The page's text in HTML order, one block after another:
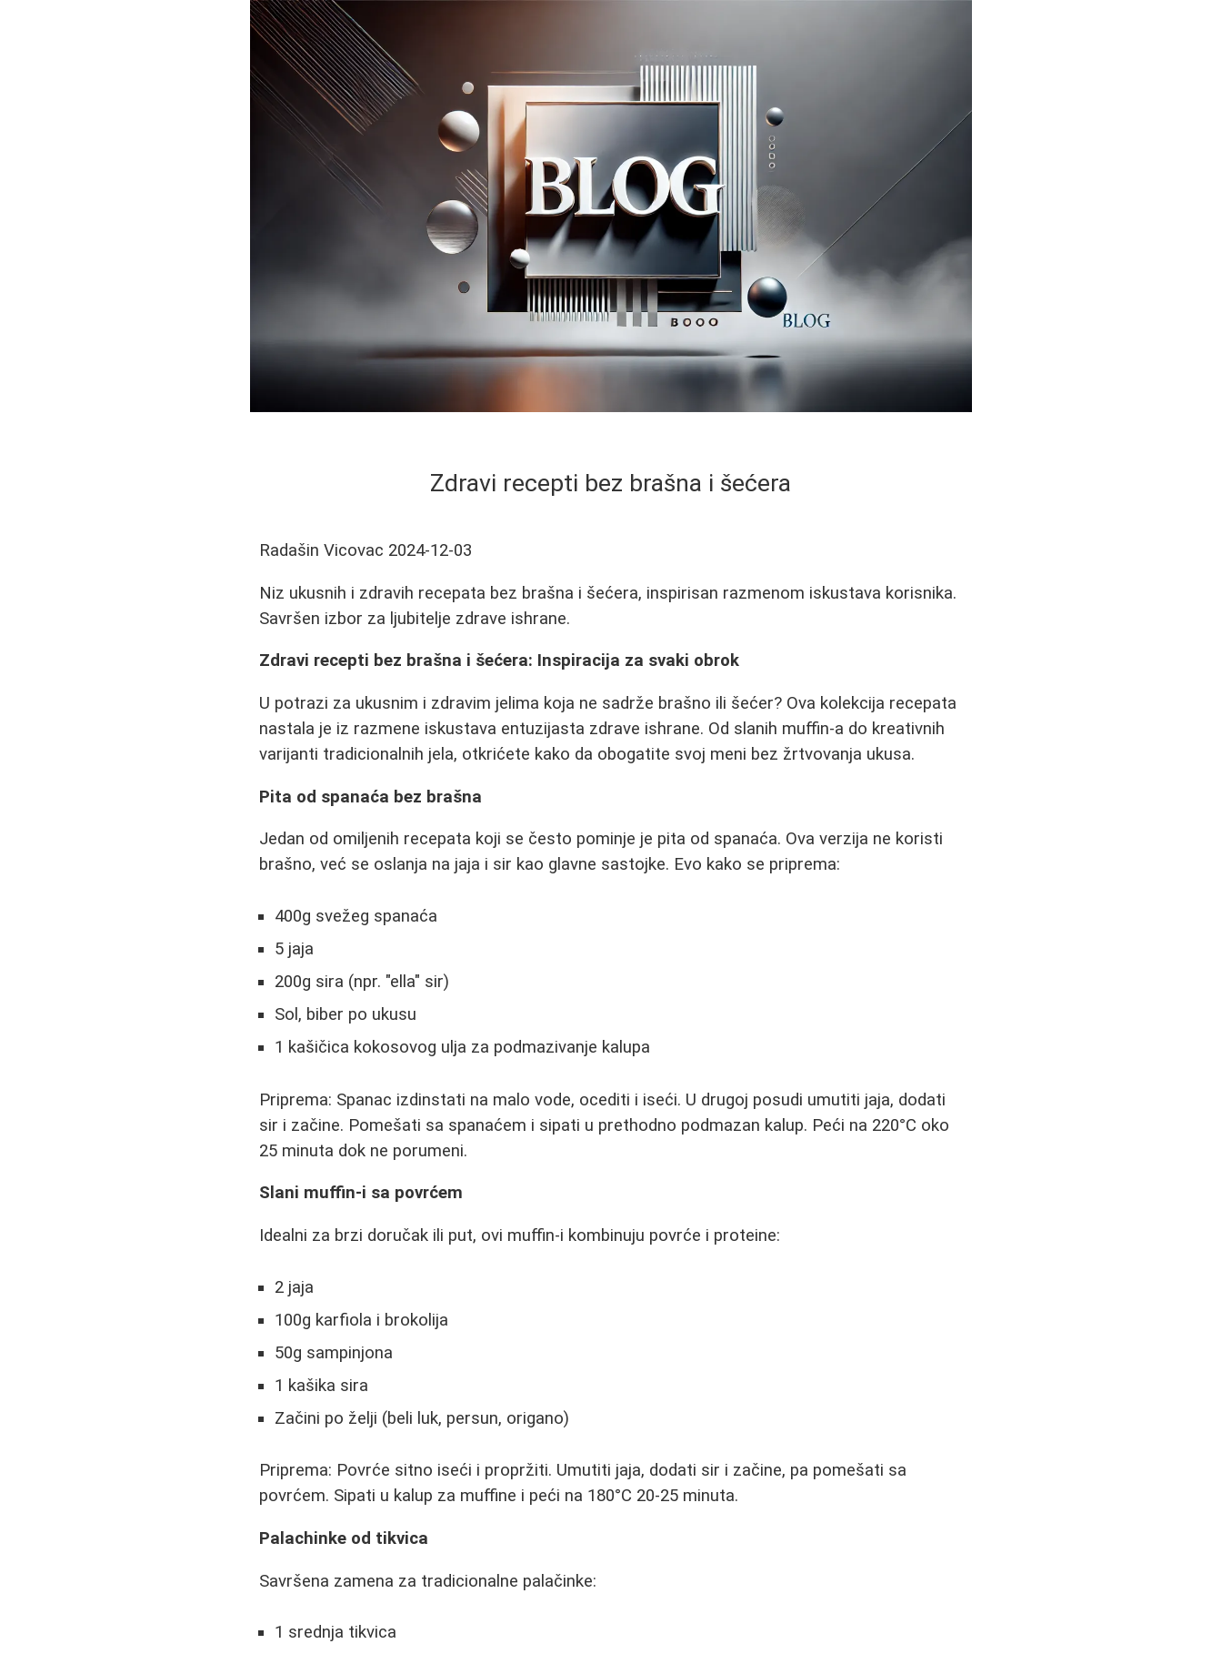
Zdravi recepti bez brašna i šećera
Radašin Vicovac 2024-12-03
Niz ukusnih i zdravih recepata bez brašna i šećera, inspirisan razmenom iskustava korisnika.
Savršen izbor za ljubitelje zdrave ishrane.
Zdravi recepti bez brašna i šećera: Inspiracija za svaki obrok
U potrazi za ukusnim i zdravim jelima koja ne sadrže brašno ili šećer? Ova kolekcija recepata
nastala je iz razmene iskustava entuzijasta zdrave ishrane. Od slanih muffin-a do kreativnih
varijanti tradicionalnih jela, otkrićete kako da obogatite svoj meni bez žrtvovanja ukusa.
Pita od spanaća bez brašna
Jedan od omiljenih recepata koji se često pominje je pita od spanaća. Ova verzija ne koristi
brašno, već se oslanja na jaja i sir kao glavne sastojke. Evo kako se priprema:
400g svežeg spanaća
5 jaja
200g sira (npr. "ella" sir)
Sol, biber po ukusu
1 kašičica kokosovog ulja za podmazivanje kalupa
Priprema: Spanac izdinstati na malo vode, ocediti i iseći. U drugoj posudi umutiti jaja, dodati
sir i začine. Pomešati sa spanaćem i sipati u prethodno podmazan kalup. Peći na 220°C oko
25 minuta dok ne porumeni.
Slani muffin-i sa povrćem
Idealni za brzi doručak ili put, ovi muffin-i kombinuju povrće i proteine:
2 jaja
100g karfiola i brokolija
50g sampinjona
1 kašika sira
Začini po želji (beli luk, persun, origano)
Priprema: Povrće sitno iseći i propržiti. Umutiti jaja, dodati sir i začine, pa pomešati sa
povrćem. Sipati u kalup za muffine i peći na 180°C 20-25 minuta.
Palachinke od tikvica
Savršena zamena za tradicionalne palačinke:
1 srednja tikvica